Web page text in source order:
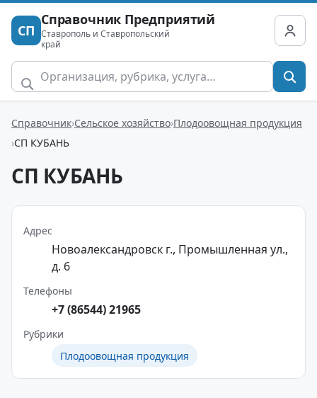
СП
Справочник Предприятий
Ставрополь и Ставропольский
край
Справочник Сельское хозяйство Плодоовощная продукция
СП КУБАНЬ
СП КУБАНЬ
Адрес
Новоалександровск г., Промышленная ул.,
д. 6
Телефоны
+7 (86544) 21965
Рубрики
Плодоовощная продукция